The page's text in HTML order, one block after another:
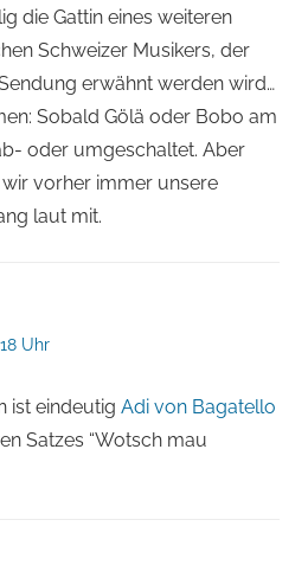
die Gattin eines weiteren
Schweizer Musikers, der
erwähnt werden wird…
Sobald Gölä oder Bobo am
oder umgeschaltet. Aber
wir vorher immer unsere
laut mit.
Uhr
ist eindeutig Adi von Bagatello
Satzes “Wotsch mau